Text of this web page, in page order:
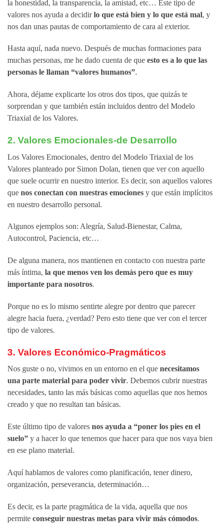
la honestidad, la transparencia, la amistad, etc… Este tipo de
valores nos ayuda a decidirlo que está bien y lo que está mal, y
nos dan unas pautas de comportamiento de cara al exterior.
Hasta aquí, nada nuevo. Después de muchas formaciones para
muchas personas, me he dado cuenta de que esto es a lo que las
personas le llaman “valores humanos”.
Ahora, déjame explicarte los otros dos tipos, que quizás te
sorprendan y que también están incluidos dentro del Modelo
Triaxial de los Valores.
2. Valores Emocionales-de Desarrollo
Los Valores Emocionales, dentro del Modelo Triaxial de los
Valores planteado por Simon Dolan, tienen que ver con aquello
que suele ocurrir en nuestro interior. Es decir, son aquellos valores
que nos conectan con nuestras emociones y que están implícitos
en nuestro desarrollo personal.
Algunos ejemplos son: Alegría, Salud-Bienestar, Calma,
Autocontrol, Paciencia, etc…
De alguna manera, nos mantienen en contacto con nuestra parte
más íntima, la que menos ven los demás pero que es muy
importante para nosotros.
Porque no es lo mismo sentirte alegre por dentro que parecer
alegre hacia fuera, ¿verdad? Pero esto tiene que ver con el tercer
tipo de valores.
3. Valores Económico-Pragmáticos
Nos guste o no, vivimos en un entorno en el que necesitamos
una parte material para poder vivir. Debemos cubrir nuestras
necesidades, tanto las más básicas como aquellas que nos hemos
creado y que no resultan tan básicas.
Este último tipo de valores nos ayuda a “poner los pies en el
suelo” y a hacer lo que tenemos que hacer para que nos vaya bien
en ese plano material.
Aquí hablamos de valores como planificación, tener dinero,
organización, perseverancia, determinación…
Es decir, es la parte pragmática de la vida, aquella que nos
permite conseguir nuestras metas para vivir más cómodos.